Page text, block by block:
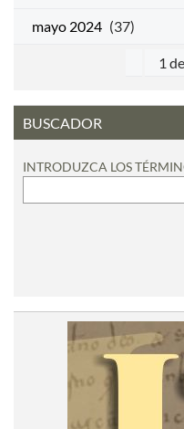
mayo 2024 (37)
1
BUSCADOR
INTRODUZCA LOS